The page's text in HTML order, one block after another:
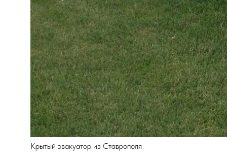
Крытый эвакуатор из Ставрополя